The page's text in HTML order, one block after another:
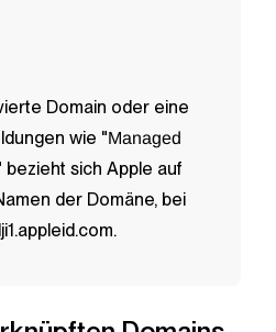
Domain oder eine
wie "Managed
bezieht sich Apple auf
der Domäne, bei